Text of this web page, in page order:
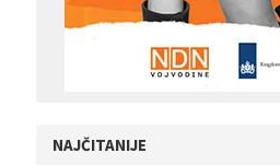
NAJČITANIJE